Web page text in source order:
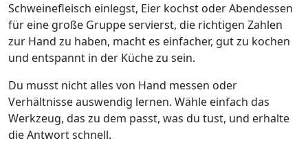
Schweinefleisch einlegst, Eier kochst oder Abendessen
für eine große Gruppe servierst, die richtigen Zahlen
zur Hand zu haben, macht es einfacher, gut zu kochen
und entspannt in der Küche zu sein.
Du musst nicht alles von Hand messen oder
Verhältnisse auswendig lernen. Wähle einfach das
Werkzeug, das zu dem passt, was du tust, und erhalte
die Antwort schnell.